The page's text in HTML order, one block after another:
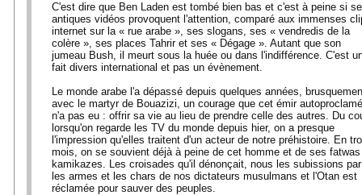
C'est dire que Ben Laden est tombé bien bas et c'est à peine si
antiques vidéos provoquent l'attention, comparé aux immenses
internet sur la « rue arabe », ses slogans, ses « vendredis de la
colère », ses places Tahrir et ses « Dégage ». Autant que son
jumeau Bush, il meurt sous la huée ou dans l'indifférence. C'est
fait divers international et pas un évènement.
Le monde arabe l'a dépassé depuis quelques années,
avec le martyr de Bouazizi, un courage que cet émir autoproclamé
n'a pas eu : offrir sa vie au lieu de prendre celle des autres. Du
lorsqu'on regarde les TV du monde depuis hier, on a presque
l'impression qu'elles traitent d'un acteur de notre préhistoire. En
mois, on se souvient déjà à peine de cet homme et de ses
kamikazes. Les croisades qu'il dénonçait, nous les subissions par
les armes et les chars de nos dictateurs musulmans et l'Otan est
réclamée pour sauver des peuples.